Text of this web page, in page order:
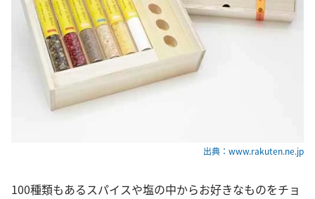
出典：www.rakuten.ne.jp
100種類もあるスパイスや塩の中からお好きなものをチョ